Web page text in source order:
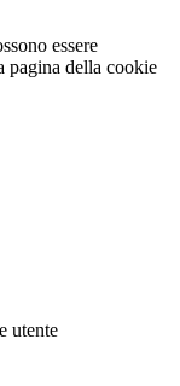
essere
pagina della cookie
utente